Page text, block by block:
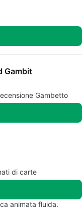
Gambit
Gambetto
di carte
animata fluida.